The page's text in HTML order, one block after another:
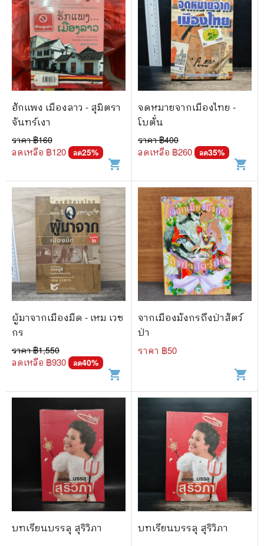
ฮักแพง เมืองลาว - สุมิตรา
จันทร์เงา
ราคา ฿160
ลดเหลือ ฿120 ลด25%
shopping_cart
จดหมายจากเมืองไทย -
โบตั๋น
ราคา ฿400
ลดเหลือ ฿260 ลด35%
shopping_cart
ผู้มาจากเมืองมืด - เหม เวช
กร
ราคา ฿1,550
ลดเหลือ ฿930 ลด40%
shopping_cart
จากเมืองมังกรถึงป่าสัตว์
ป่า
ราคา ฿50
shopping_cart
บทเรียนบรรลุ สุริวิภา บทเรียนบรรลุ สุริวิภา